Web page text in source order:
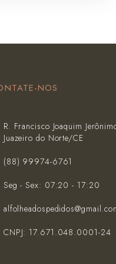
NOS
R. Francisco Joaquim
Juazeiro do Norte/CE
(‪88) 99974-6761‬
Seg - Sex: 07:20 - 17:20
CNPJ: 17.671.048.0001-24